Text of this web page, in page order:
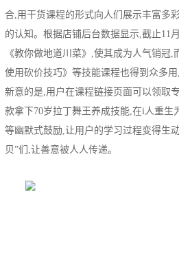
合,用干货课程的形式向人们展示丰富多
的认知。根据店铺后台数据显示,截止11
《教你做地道川菜》,使其成为人气销冠
使用砍价技巧》等技能课程也得到众多
新意的是,用户在课程链接页面可以领取
款拿下70岁拉丁舞王养成技能,在i人重生
等幽默式鼓励,让用户的学习过程变得生
贝”们,让善意被人人传递。